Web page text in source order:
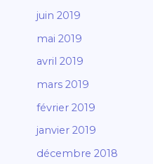
juin 2019
mai 2019
avril 2019
mars 2019
février 2019
janvier 2019
décembre 2018